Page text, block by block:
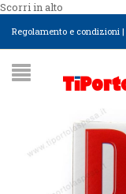
Scorri in alto
Regolamento e condizioni |